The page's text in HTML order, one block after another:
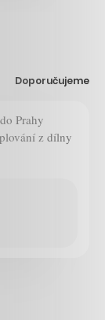
Doporučujeme
Prahy
z dílny